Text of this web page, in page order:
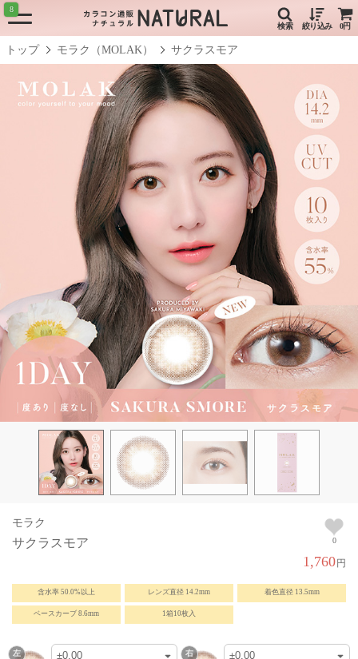
検索 絞り込み 0円
8
トップ モラク（MOLAK） サクラスモア
0
モラク
サクラスモア
1,760円
含水率 50.0%以上 レンズ直径 14.2mm 着色直径 13.5mm
ベースカーブ 8.6mm 1箱10枚入